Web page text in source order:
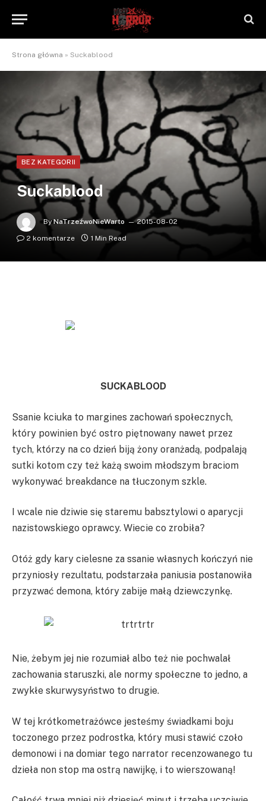
Strona główna » Suckablood
BEZ KATEGORII
Suckablood
By NaTrzeźwoNieWarto
2015-08-02
2 komentarze
1 Min Read
SUCKABLOOD
Ssanie kciuka to margines zachowań społecznych,
który powinien być ostro piętnowany nawet przez
tych, którzy na co dzień biją żony oranżadą, podpalają
sutki kotom czy też każą swoim młodszym braciom
wykonywać breakdance na tłuczonym szkle.
I wcale nie dziwie się staremu babsztylowi o aparycji
nazistowskiego oprawcy. Wiecie co zrobiła?
Otóż gdy kary cielesne za ssanie własnych kończyń nie
przyniosły rezultatu, podstarzała paniusia postanowiła
przyzwać demona, który zabije małą dziewczynkę.
Nie, żebym jej nie rozumiał albo też nie pochwalał
zachowania staruszki, ale normy społeczne to jedno, a
zwykłe skurwysyństwo to drugie.
W tej krótkometrażówce jesteśmy świadkami boju
toczonego przez podrostka, który musi stawić czoło
demonowi i na domiar tego narrator recenzowanego tu
dzieła non stop ma ostrą nawijkę, i to wierszowaną!